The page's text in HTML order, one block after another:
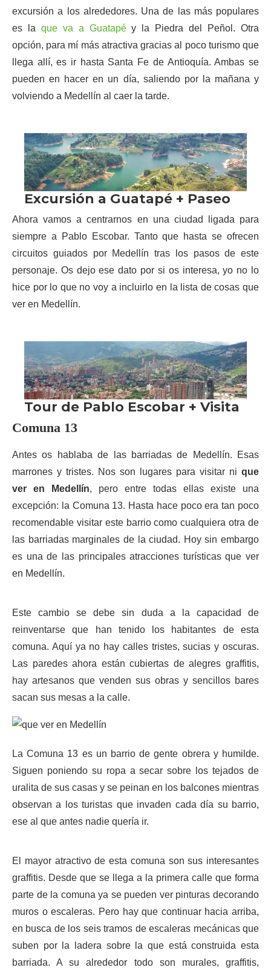
excursión a los alrededores. Una de las más populares
es la que va a Guatapéy la Piedra del Peñol. Otra
opción, para mí más atractiva gracias al poco turismo que
llega allí, es ir hasta Santa Fe de Antioquía. Ambas se
pueden en hacer en un día, saliendo por la mañana y
volviendo a Medellín al caer la tarde.
Ahora vamos a centrarnos en una ciudad ligada para
siempre a Pablo Escobar. Tanto que hasta se ofrecen
circuitos guiados por Medellín tras los pasos de este
personaje. Os dejo ese dato por si os interesa, yo no lo
hice por lo que no voy a incluirlo en la lista de cosas que
ver en Medellín.
Comuna 13
Antes os hablaba de las barriadas de Medellín. Esas
marrones y tristes. Nos son lugares para visitar ni que
ver en Medellín, pero entre todas ellas existe una
excepción: la Comuna 13. Hasta hace poco era tan poco
recomendable visitar este barrio como cualquiera otra de
las barriadas marginales de la ciudad. Hoy sin embargo
es una de las principales atracciones turísticas que ver
en Medellín.
Este cambio se debe sin duda a la capacidad de
reinventarse que han tenido los habitantes de esta
comuna. Aquí ya no hay calles tristes, sucias y oscuras.
Las paredes ahora están cubiertas de alegres graffitis,
hay artesanos que venden sus obras y sencillos bares
sacan sus mesas a la calle.
La Comuna 13 es un barrio de gente obrera y humilde.
Siguen poniendo su ropa a secar sobre los tejados de
uralita de sus casas y se peinan en los balcones mientras
observan a los turistas que invaden cada día su barrio,
ese al que antes nadie quería ir.
El mayor atractivo de esta comuna son sus interesantes
graffitis. Desde que se llega a la primera calle que forma
parte de la comuna ya se pueden ver pinturas decorando
muros o escaleras. Pero hay que continuar hacia arriba,
en busca de los seis tramos de escaleras mecánicas que
suben por la ladera sobre la que está construida esta
barriada. A su alrededor todo son murales, graffitis,